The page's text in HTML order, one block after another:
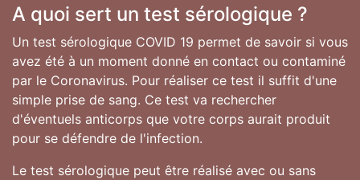
A quoi sert un test sérologique ?
Un test sérologique COVID 19 permet de savoir si vous
avez été à un moment donné en contact ou contaminé
par le Coronavirus. Pour réaliser ce test il suffit d'une
simple prise de sang. Ce test va rechercher
d'éventuels anticorps que votre corps aurait produit
pour se défendre de l'infection.
Le test sérologique peut être réalisé avec ou sans